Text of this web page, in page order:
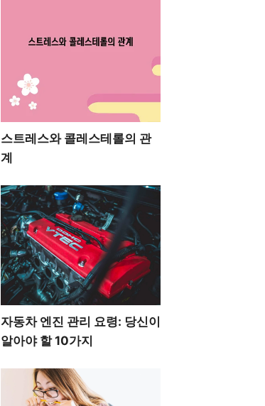
스트레스와 콜레스테롤의 관
계
자동차 엔진 관리 요령: 당신이
알아야 할 10가지